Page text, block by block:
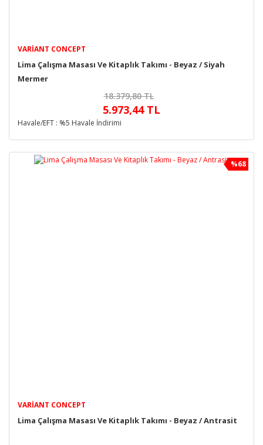
VARIANT CONCEPT
Lima Çalışma Masası Ve Kitaplık Takımı - Beyaz / Siyah
Mermer
18.379,80 TL
5.973,44 TL
Havale/EFT : %5 Havale İndirimi
%68
VARIANT CONCEPT
Lima Çalışma Masası Ve Kitaplık Takımı - Beyaz / Antrasit